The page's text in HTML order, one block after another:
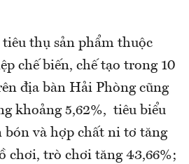
thụ sản phẩm thuộc
chế biến, chế tạo trong 10
địa bàn Hải Phòng cũng
khoảng 5,62%, tiêu biểu
và hợp chất ni tơ tăng
chơi, trò chơi tăng 43,66%;